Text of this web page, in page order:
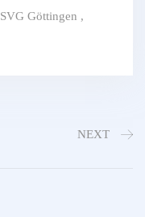
SVG Göttingen ,
NEXT